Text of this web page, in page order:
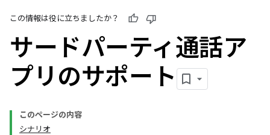
この情報は役に立ちましたか？
サードパーティ通話ア
プリのサポート
このページの内容
シナリオ